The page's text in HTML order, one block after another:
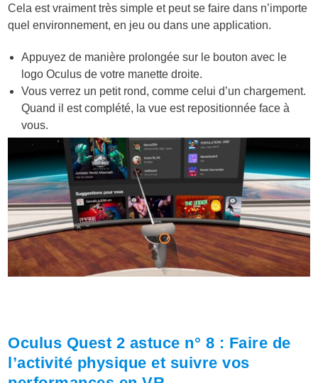
Cela est vraiment très simple et peut se faire dans n’importe
quel environnement, en jeu ou dans une application.
Appuyez de manière prolongée sur le bouton avec le
logo Oculus de votre manette droite.
Vous verrez un petit rond, comme celui d’un chargement.
Quand il est complété, la vue est repositionnée face à
vous.
Oculus Quest 2 astuce n° 8 : Faire de
l’activité physique et suivre vos